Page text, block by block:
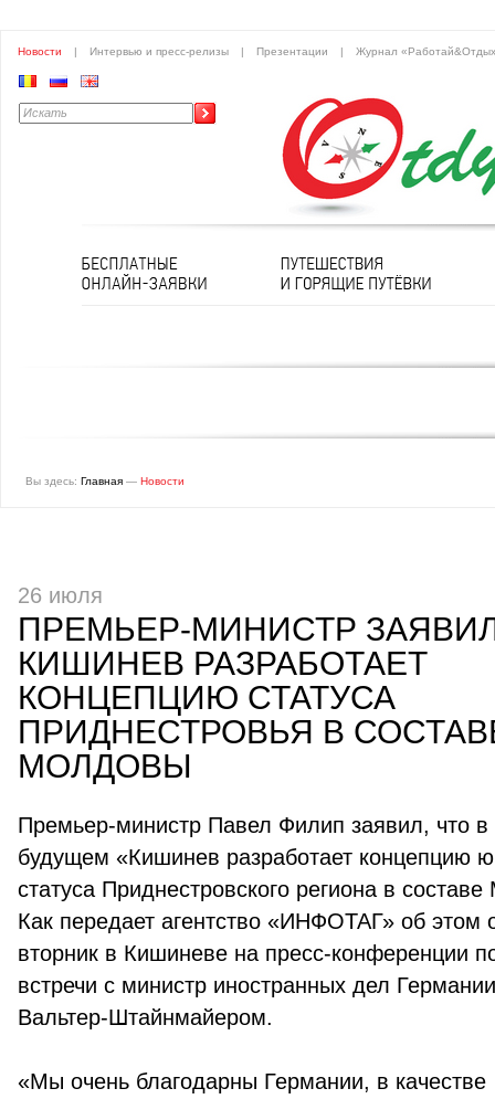
Новости | Интервью и пресс-релизы | Презентации | Журнал
Вы здесь: Главная — Новости
26 июля
ПРЕМЬЕР-МИНИСТР
КИШИНЕВ РАЗРАБОТАЕТ
КОНЦЕПЦИЮ СТАТУСА
ПРИДНЕСТРОВЬЯ В
МОЛДОВЫ
Премьер-министр Павел Филип заявил, что в
будущем «Кишинев разработает концепцию
статуса Приднестровского региона в
Как передает агентство «ИНФОТАГ» об этом
вторник в Кишиневе на пресс-конференции
встречи с министр иностранных дел
Вальтер-Штайнмайером.
«Мы очень благодарны Германии, в качестве